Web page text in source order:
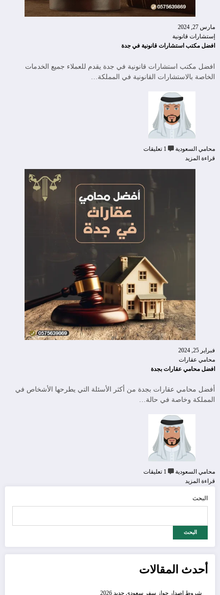
مارس 27, 2024
إستشارات قانونية
افضل مكتب استشارات قانونية في جدة
افضل مكتب استشارات قانونية في جدة يقدم للعملاء جميع الخدمات
الخاصة بالاستشارات القانونية في المملكة…
محامي السعودية
1 تعليقات
قراءة المزيد
فبراير 25, 2024
محامي عقارات
افضل محامي عقارات بجدة
أفضل محامي عقارات بجدة من أكثر الأسئلة التي يطرحها الأشخاص في
المملكة وخاصة في حالة…
محامي السعودية
1 تعليقات
قراءة المزيد
البحث
البحث
أحدث المقالات
شروط إصدار جواز سفر سعودي جديد 2026